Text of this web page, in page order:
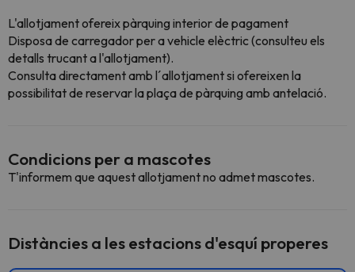
L'allotjament ofereix pàrquing interior de pagament
Disposa de carregador per a vehicle elèctric (consulteu els
detalls trucant a l'allotjament).
Consulta directament amb l´allotjament si ofereixen la
possibilitat de reservar la plaça de pàrquing amb antelació.
Condicions per a mascotes
T'informem que aquest allotjament no admet mascotes.
Distàncies a les estacions d'esquí properes